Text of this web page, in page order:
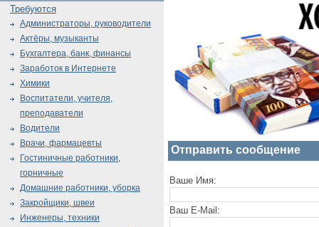
Отправить сообщение
Ваше Имя:
Ваш E-Mail:
Требуются
Администраторы, руководители
Актёры, музыканты
Бухгалтера, банк, финансы
Заработок в Интернете
Химики
Воспитатели, учителя,
преподаватели
Водители
Врачи, фармацевты
Гостиничные работники,
горничные
Домашние работники, уборка
Закройщики, швеи
Инженеры, техники